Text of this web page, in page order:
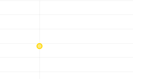
ainsi sa place parmi les
marché.